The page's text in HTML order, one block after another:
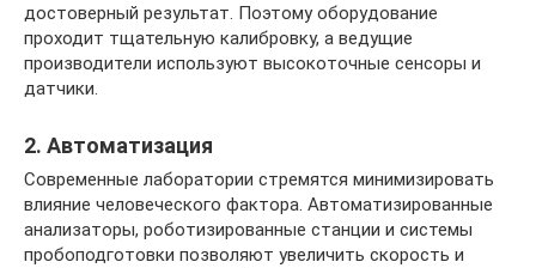
достоверный результат. Поэтому оборудование
проходит тщательную калибровку, а ведущие
производители используют высокоточные сенсоры и
датчики.
2. Автоматизация
Современные лаборатории стремятся минимизировать
влияние человеческого фактора. Автоматизированные
анализаторы, роботизированные станции и системы
пробоподготовки позволяют увеличить скорость и